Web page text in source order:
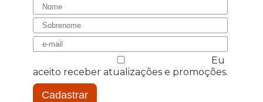
Eu
aceito receber atualizações e promoções.
Cadastrar